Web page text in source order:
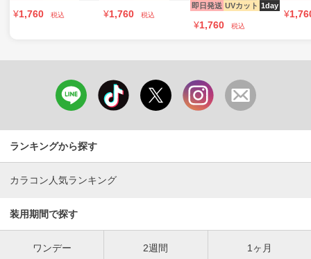
¥1,760 税込 ¥1,760 税込
即日発送 UVカット 1day
¥1,760 税込
¥
ランキングから探す
カラコン人気ランキング
装用期間で探す
ワンデー 2週間 1ヶ月